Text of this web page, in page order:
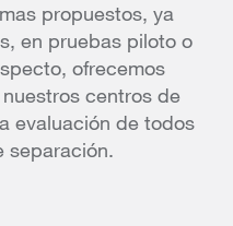
propuestos, ya
en pruebas piloto o
ofrecemos
centros de
evaluación de todos
separación.